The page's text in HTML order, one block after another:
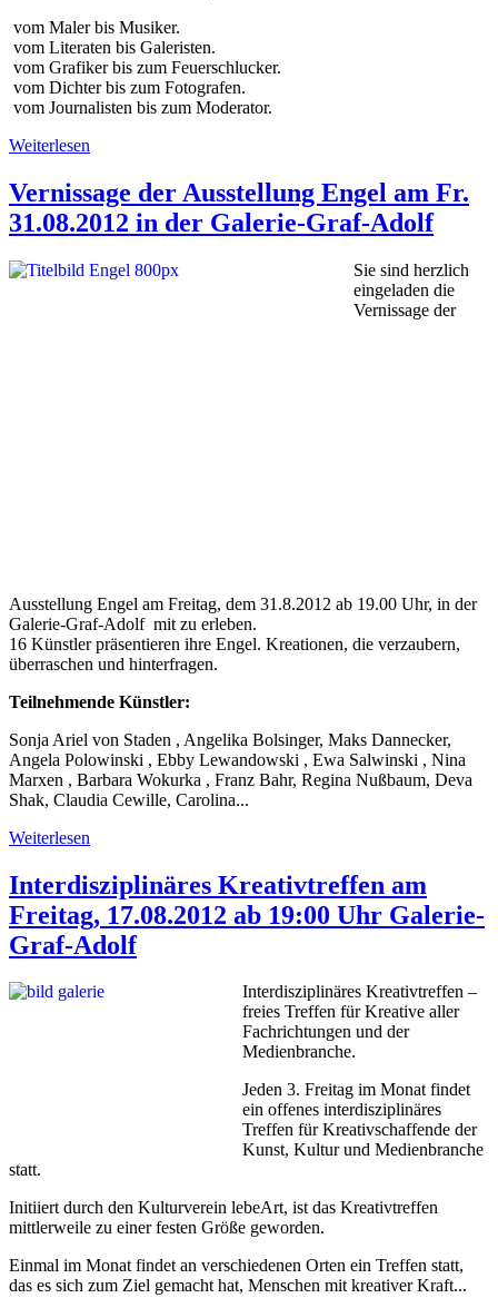
vom Maler bis Musiker.
vom Literaten bis Galeristen.
vom Grafiker bis zum Feuerschlucker.
vom Dichter bis zum Fotografen.
vom Journalisten bis zum Moderator.
Weiterlesen
Vernissage der Ausstellung Engel am Fr.
31.08.2012 in der Galerie-Graf-Adolf
Sie sind herzlich
eingeladen die
Vernissage der
Ausstellung Engel am Freitag, dem 31.8.2012 ab 19.00 Uhr, in der
Galerie-Graf-Adolf mit zu erleben.
16 Künstler präsentieren ihre Engel. Kreationen, die verzaubern,
überraschen und hinterfragen.
Teilnehmende Künstler:
Sonja Ariel von Staden , Angelika Bolsinger, Maks Dannecker,
Angela Polowinski , Ebby Lewandowski , Ewa Salwinski , Nina
Marxen , Barbara Wokurka , Franz Bahr, Regina Nußbaum, Deva
Shak, Claudia Cewille, Carolina...
Weiterlesen
Interdisziplinäres Kreativtreffen am
Freitag, 17.08.2012 ab 19:00 Uhr Galerie-
Graf-Adolf
Interdisziplinäres Kreativtreffen –
freies Treffen für Kreative aller
Fachrichtungen und der
Medienbranche.
Jeden 3. Freitag im Monat findet
ein offenes interdisziplinäres
Treffen für Kreativschaffende der
Kunst, Kultur und Medienbranche
statt.
Initiiert durch den Kulturverein lebeArt, ist das Kreativtreffen
mittlerweile zu einer festen Größe geworden.
Einmal im Monat findet an verschiedenen Orten ein Treffen statt,
das es sich zum Ziel gemacht hat, Menschen mit kreativer Kraft...